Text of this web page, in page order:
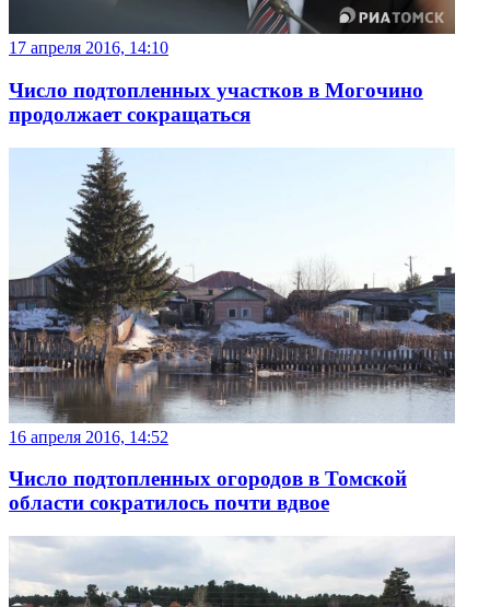
17 апреля 2016, 14:10
Число подтопленных участков в Могочино
продолжает сокращаться
16 апреля 2016, 14:52
Число подтопленных огородов в Томской
области сократилось почти вдвое